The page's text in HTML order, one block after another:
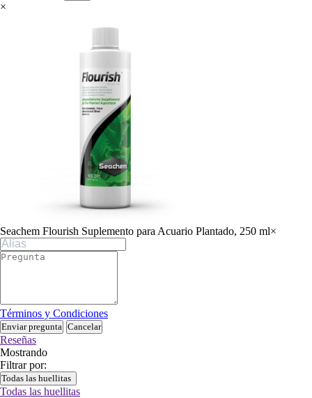
×
Seachem Flourish Suplemento para Acuario Plantado, 250 ml×
Términos y Condiciones
Enviar pregunta Cancelar
Reseñas
Mostrando
Filtrar por:
Todas las huellitas
Todas las huellitas